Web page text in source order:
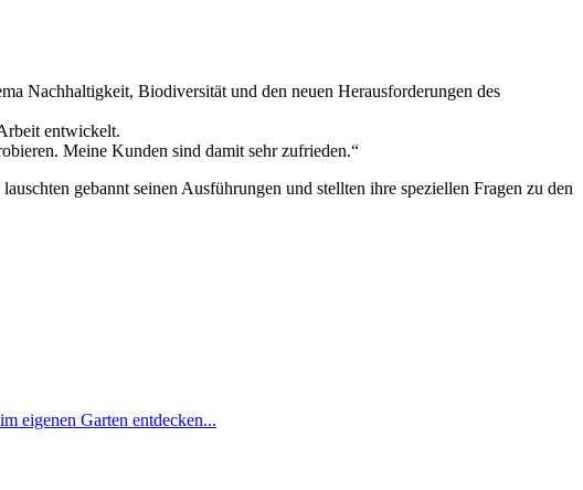
Nachhaltigkeit, Biodiversität und den neuen Herausforderungen des
entwickelt.
Meine Kunden sind damit sehr zufrieden.“
gebannt seinen Ausführungen und stellten ihre speziellen Fragen zu den
eigenen Garten entdecken...